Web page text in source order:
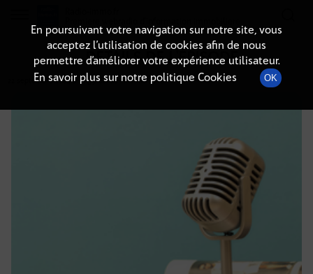
DÉTAILS DE L'ÉPISODE
22 septembre 2024à 6h59, durée : Invalid date
En poursuivant votre navigation sur notre site, vous
acceptez l’utilisation de cookies afin de nous
permettre d’améliorer votre expérience utilisateur.
En savoir plus sur notre politique Cookies
OK